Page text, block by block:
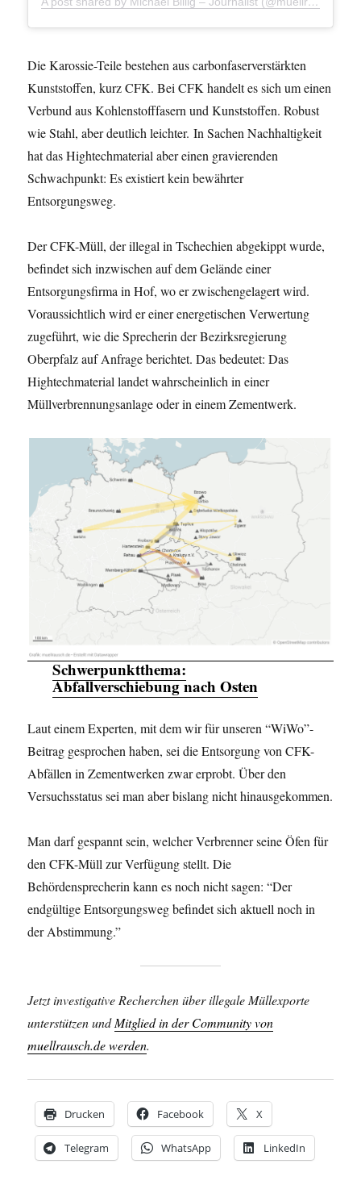
Die Karossie-Teile bestehen aus carbonfaserverstärkten
Kunststoffen, kurz CFK. Bei CFK handelt es sich um einen
Verbund aus Kohlenstofffasern und Kunststoffen. Robust
wie Stahl, aber deutlich leichter. In Sachen Nachhaltigkeit
hat das Hightechmaterial aber einen gravierenden
Schwachpunkt: Es existiert kein bewährter
Entsorgungsweg.
Der CFK-Müll, der illegal in Tschechien abgekippt wurde,
befindet sich inzwischen auf dem Gelände einer
Entsorgungsfirma in Hof, wo er zwischengelagert wird.
Voraussichtlich wird er einer energetischen Verwertung
zugeführt, wie die Sprecherin der Bezirksregierung
Oberpfalz auf Anfrage berichtet. Das bedeutet: Das
Hightechmaterial landet wahrscheinlich in einer
Müllverbrennungsanlage oder in einem Zementwerk.
Schwerpunktthema:
Abfallverschiebung nach Osten
Laut einem Experten, mit dem wir für unseren “WiWo”-
Beitrag gesprochen haben, sei die Entsorgung von CFK-
Abfällen in Zementwerken zwar erprobt. Über den
Versuchsstatus sei man aber bislang nicht hinausgekommen.
Man darf gespannt sein, welcher Verbrenner seine Öfen für
den CFK-Müll zur Verfügung stellt. Die
Behördensprecherin kann es noch nicht sagen: “Der
endgültige Entsorgungsweg befindet sich aktuell noch in
der Abstimmung.”
Jetzt investigative Recherchen über illegale Müllexporte
unterstützen undMitglied in der Community von
muellrausch.de werden.
Drucken Facebook X
Telegram WhatsApp LinkedIn